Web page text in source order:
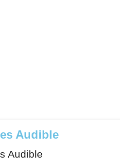
Audible